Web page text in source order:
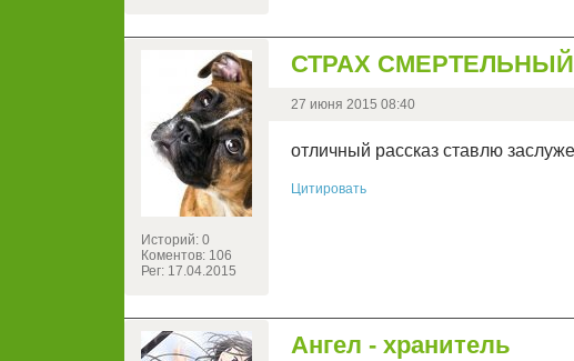
Историй: 0
Коментов: 106
Рег: 17.04.2015
СТРАХ СМЕРТЕЛЬНЫЙ
27 июня 2015 08:40
отличный рассказ ставлю
Цитировать
Ангел - хранитель